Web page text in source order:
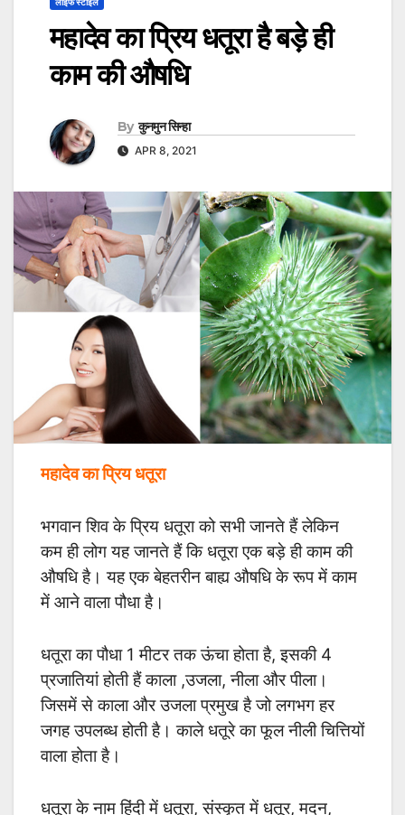
महादेव का प्रिय धतूरा है बड़े ही
काम की औषधि
By कुनमुन सिन्हा
APR 8, 2021
महादेव का प्रिय धतूरा
भगवान शिव के प्रिय धतूरा को सभी जानते हैं लेकिन
कम ही लोग यह जानते हैं कि धतूरा एक बड़े ही काम की
औषधि है। यह एक बेहतरीन बाह्य औषधि के रूप में काम
में आने वाला पौधा है।
धतूरा का पौधा 1 मीटर तक ऊंचा होता है, इसकी 4
प्रजातियां होती हैं काला ,उजला, नीला और पीला।
जिसमें से काला और उजला प्रमुख है जो लगभग हर
जगह उपलब्ध होती है। काले धतूरे का फूल नीली चित्तियों
वाला होता है।
धतूरा के नाम हिंदी में धतूरा, संस्कृत में धतूर, मदन,